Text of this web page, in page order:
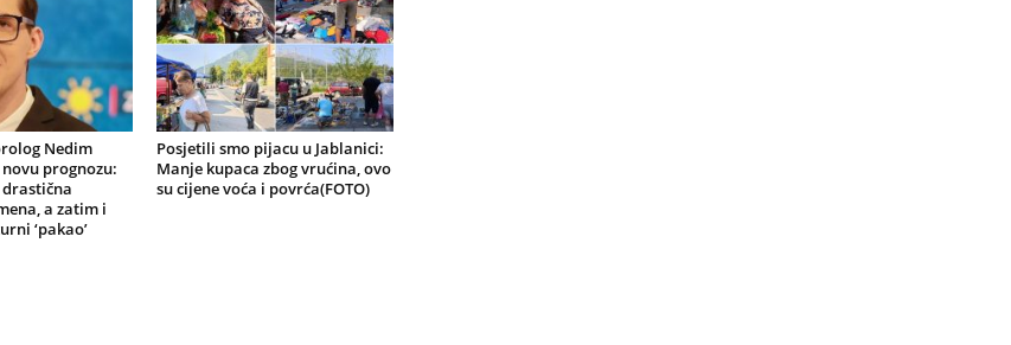
Nedim
prognozu:
drastična
a zatim i
‘pakao’
Posjetili smo pijacu u Jablanici:
Manje kupaca zbog vrućina, ovo
su cijene voća i povrća(FOTO)